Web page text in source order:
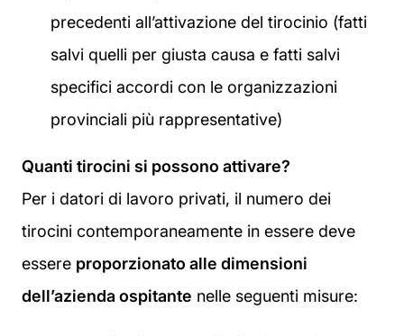
precedenti all’attivazione del tirocinio (fatti
salvi quelli per giusta causa e fatti salvi
specifici accordi con le organizzazioni
provinciali più rappresentative)
Quanti tirocini si possono attivare?
Per i datori di lavoro privati, il numero dei
tirocini contemporaneamente in essere deve
essere proporzionato alle dimensioni
dell’azienda ospitante nelle seguenti misure: